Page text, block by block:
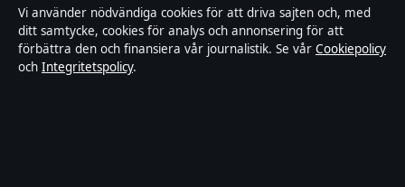
Vi använder nödvändiga cookies för att driva sajten och, med
ditt samtycke, cookies för analys och annonsering för att
förbättra den och finansiera vår journalistik. Se vår Cookiepolicy
och Integritetspolicy.